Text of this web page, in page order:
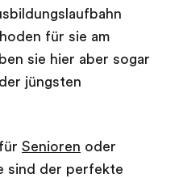
für sie am
sie hier aber sogar
jüngsten
Senioren oder
sind der perfekte